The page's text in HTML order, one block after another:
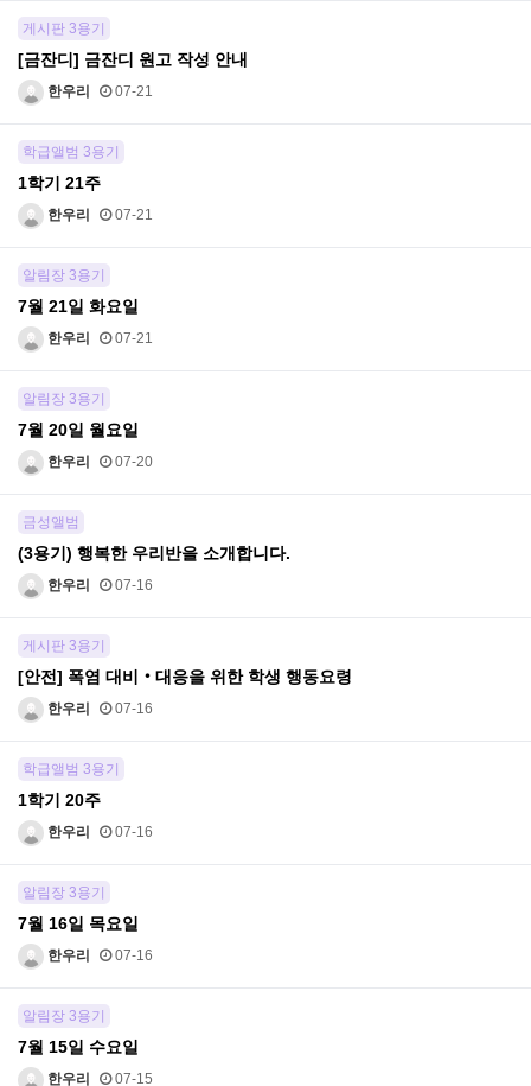
게시판 3용기
[금잔디] 금잔디 원고 작성 안내
한우리 07-21
학급앨범 3용기
1학기 21주
한우리 07-21
알림장 3용기
7월 21일 화요일
한우리 07-21
알림장 3용기
7월 20일 월요일
한우리 07-20
금성앨범
(3용기) 행복한 우리반을 소개합니다.
한우리 07-16
게시판 3용기
[안전] 폭염 대비‧대응을 위한 학생 행동요령
한우리 07-16
학급앨범 3용기
1학기 20주
한우리 07-16
알림장 3용기
7월 16일 목요일
한우리 07-16
알림장 3용기
7월 15일 수요일
한우리 07-15